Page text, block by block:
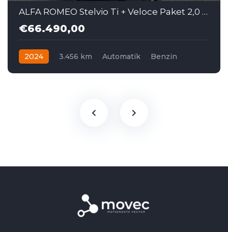
ALFA ROMEO Stelvio Ti + Veloce Paket 2,0 16V 280 AT8 Q4
€66.490,00
2024 3.456 km Automatik
Benzin